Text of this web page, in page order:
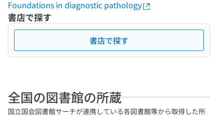
Foundations in diagnostic pathology
書店で探す
書店で探す
全国の図書館の所蔵
国立国会図書館サーチが連携している各図書館等から取得した所